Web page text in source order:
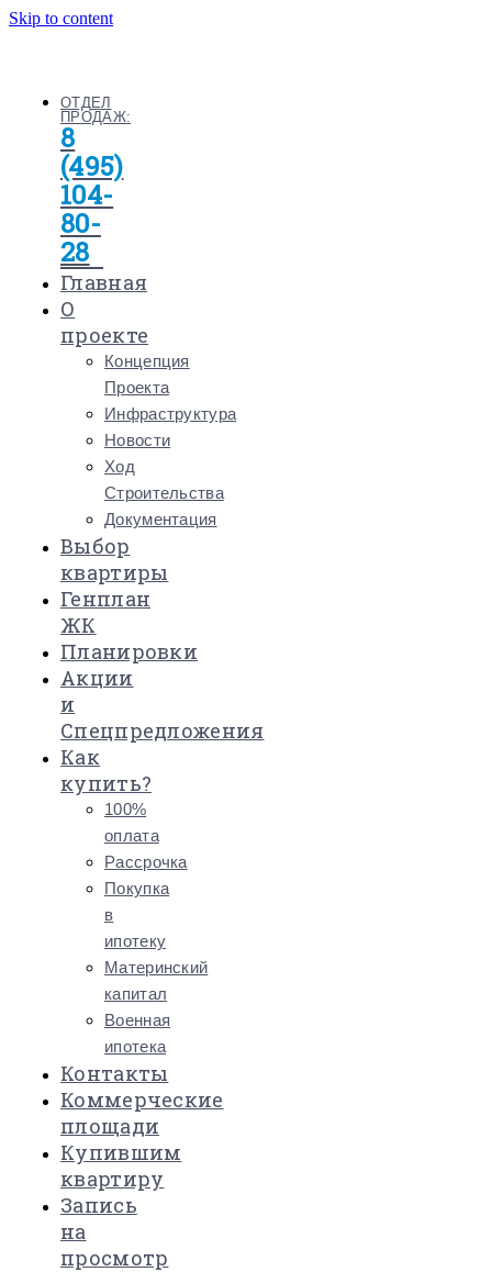
Skip to content
ОТДЕЛ
ПРОДАЖ:
8
(495)
104-
80-
28
Главная
О
проекте
Концепция
Проекта
Инфраструктура
Новости
Ход
Строительства
Документация
Выбор
квартиры
Генплан
ЖК
Планировки
Акции
и
Спецпредложения
Как
купить?
100%
оплата
Рассрочка
Покупка
в
ипотеку
Материнский
капитал
Военная
ипотека
Контакты
Коммерческие
площади
Купившим
квартиру
Запись
на
просмотр